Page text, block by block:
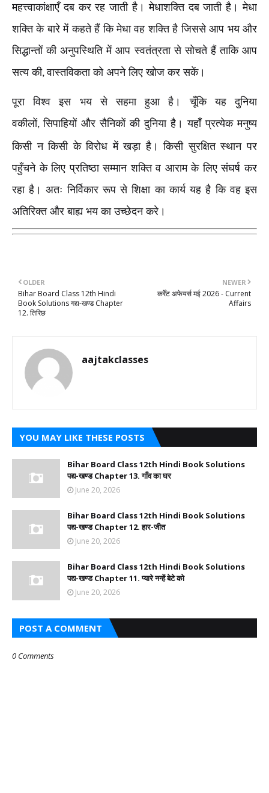
महत्त्वाकांक्षाएँ दब कर रह जाती है। मेधाशक्ति दब जाती है। मेधा
शक्ति के बारे में कहते हैं कि मेधा वह शक्ति है जिससे आप भय और
सिद्धान्तों की अनुपस्थिति में आप स्वतंत्रता से सोचते हैं ताकि आप
सत्य की,वास्तविकता को अपने लिए खोज कर सकें।
पूरा विश्व इस भय से सहमा हुआ है। चूँकि यह दुनिया
वकीलों,सिपाहियों और सैनिकों की दुनिया है। यहाँ प्रत्येक मनुष्य
किसी न किसी के विरोध में खड़ा है। किसी सुरक्षित स्थान पर
पहुँचने के लिए प्रतिष्ठा सम्मान शक्ति व आराम के लिए संघर्ष कर
रहा है। अतः निर्विकार रूप से शिक्षा का कार्य यह है कि वह इस
अतिरिक्त और बाह्य भय का उच्छेदन करे।
NEWER
कर्रेंट अफेयर्स मई 2026 - Current
Affairs
OLDER
Bihar Board Class 12th Hindi
Book Solutions गद्य-खण्ड Chapter
12. तिरिछ
aajtakclasses
YOU MAY LIKE THESE POSTS
Bihar Board Class 12th Hindi Book Solutions
पद्य-खण्ड Chapter 13. गाँव का घर
June 20, 2026
Bihar Board Class 12th Hindi Book Solutions
पद्य-खण्ड Chapter 12. हार-जीत
June 20, 2026
Bihar Board Class 12th Hindi Book Solutions
पद्य-खण्ड Chapter 11. प्यारे नन्हें बेटे को
June 20, 2026
POST A COMMENT
0 Comments